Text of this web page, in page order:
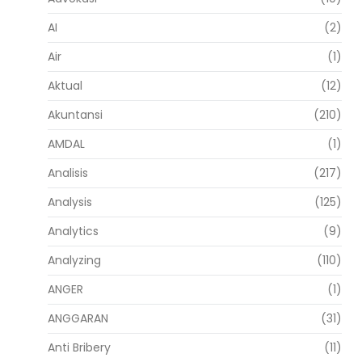
AI
(2)
Air
(1)
Aktual
(12)
Akuntansi
(210)
AMDAL
(1)
Analisis
(217)
Analysis
(125)
Analytics
(9)
Analyzing
(110)
ANGER
(1)
ANGGARAN
(31)
Anti Bribery
(11)